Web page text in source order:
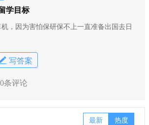
学目标
，因为害怕保研保不上一直准备出国去日
写答案
0条评论
最新 热度